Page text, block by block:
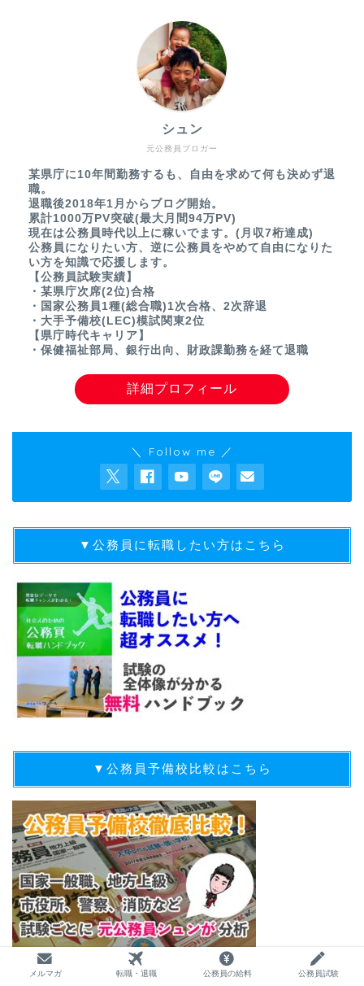
元公務員ブロガー
シュン
某県庁に10年間勤務するも、自由を求めて何も決めず退
職。
退職後2018年1月からブログ開始。
累計1000万PV突破(最大月間94万PV)
現在は公務員時代以上に稼いでます。(月収7桁達成)
公務員になりたい方、逆に公務員をやめて自由になりた
い方を知識で応援します。
【公務員試験実績】
・某県庁次席(2位)合格
・国家公務員1種(総合職)1次合格、2次辞退
・大手予備校(LEC)模試関東2位
【県庁時代キャリア】
・保健福祉部局、銀行出向、財政課勤務を経て退職
詳細プロフィール
＼ Follow me ／
▼公務員に転職したい方はこちら
▼公務員予備校比較はこちら
メルマガ 転職・退職 公務員の給料 公務員試験